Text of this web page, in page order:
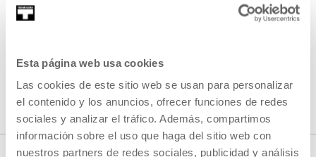
Esta página web usa cookies
Las cookies de este sitio web se usan para personalizar
el contenido y los anuncios, ofrecer funciones de redes
sociales y analizar el tráfico. Además, compartimos
información sobre el uso que haga del sitio web con
nuestros partners de redes sociales, publicidad y análisis
LEER MÁS
VER TODOS LOS ARTISTAS Y CREADORES/AS